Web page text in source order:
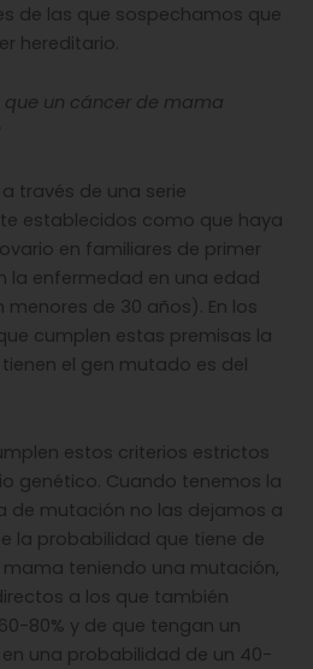
de las que sospechamos que
hereditario.
un cáncer de mama
través de una serie
establecidos como que haya
en familiares de primer
la enfermedad en una edad
de 30 años). En los
cumplen estas premisas la
el gen mutado es del
estos criterios estrictos
genético. Cuando tenemos la
de mutación no las dejamos a
la probabilidad que tiene de
teniendo una mutación,
a los que también
80% y de que tengan un
una probabilidad de un 40-